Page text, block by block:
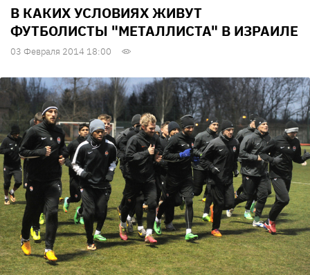
В КАКИХ УСЛОВИЯХ ЖИВУТ
ФУТБОЛИСТЫ "МЕТАЛЛИСТА" В ИЗРАИЛЕ
03 Февраля 2014 18:00